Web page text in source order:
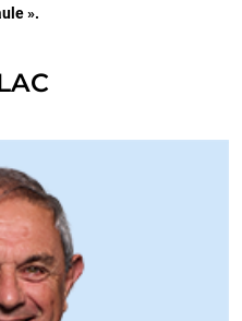
».